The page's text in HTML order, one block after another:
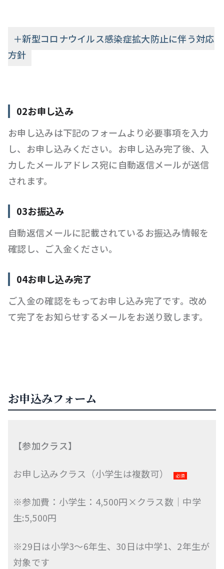
＋新型コロナウイルス感染症拡大防止に伴う対応
方針
02お申し込み
お申し込みは下記のフォームより必要事項を入力
し、お申し込みください。お申し込み完了後、入
力したメールアドレス宛に自動返信メールが送信
されます。
03お振込み
自動返信メールに記載されているお振込み情報を
確認し、ご入金ください。
04お申し込み完了
ご入金の確認をもってお申し込み完了です。改め
て完了をお知らせするメールをお送り致します。
お申込みフォーム
【参加クラス】
お申し込みクラス（小学生は複数可） 必須
※参加費：小学生：4,500円×クラス数｜中学
生:5,500円
※29日は小学3〜6年生、30日は中学1、2年生が
対象です